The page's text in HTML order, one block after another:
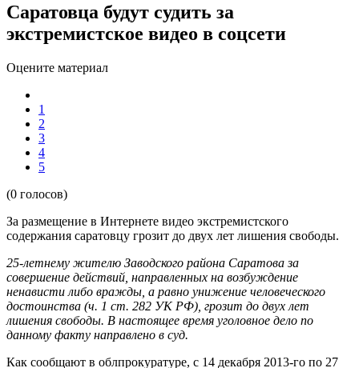
Саратовца будут судить за
экстремистское видео в соцсети
Оцените материал
1
2
3
4
5
(0 голосов)
За размещение в Интернете видео экстремистского
содержания саратовцу грозит до двух лет лишения свободы.
25-летнему жителю Заводского района Саратова за
совершение действий, направленных на возбуждение
ненависти либо вражды, а равно унижение человеческого
достоинства (ч. 1 ст. 282 УК РФ), грозит до двух лет
лишения свободы. В настоящее время уголовное дело по
данному факту направлено в суд.
Как сообщают в облпрокуратуре, с 14 декабря 2013-го по 27